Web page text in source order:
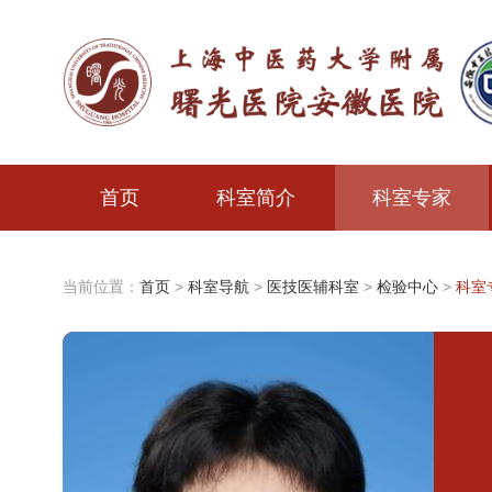
首页 科室简介 科室专家
当前位置： 首页 > 科室导航 > 医技医辅科室 > 检验中心 > 科室